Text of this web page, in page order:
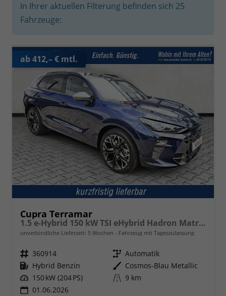
In Ihrer aktuellen Filterung befinden sich 25
Fahrzeuge:
ab 412,– € mtl.
Cupra Terramar
1.5 e-Hybrid 150 kW TSI eHybrid Hadron Matrix Keyless
unverbindliche Lieferzeit: 5 Wochen Fahrzeug mit Tageszulassung
Fahrzeugnr. 360914 Getriebe Automatik
Kraftstoff Hybrid Benzin Außenfarbe Cosmos-Blau Metallic
Leistung 150 kW (204 PS) Kilometerstand 9 km
01.06.2026